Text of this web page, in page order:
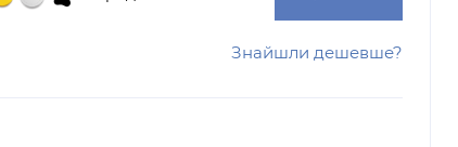
Знайшли дешевше?